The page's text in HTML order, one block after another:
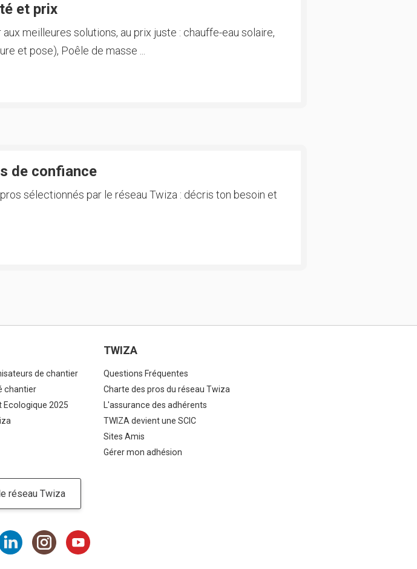
et prix
meilleures solutions, au prix juste : chauffe-eau solaire,
et pose), Poêle de masse ...
de confiance
sélectionnés par le réseau Twiza : décris ton besoin et
de chantier
chantier
Ecologique 2025
TWIZA
Questions Fréquentes
Charte des pros du réseau Twiza
L'assurance des adhérents
TWIZA devient une SCIC
Sites Amis
Gérer mon adhésion
réseau Twiza